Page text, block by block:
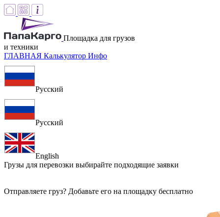
Площадка для грузов
и техники
ГЛАВНАЯ Калькулятор Инфо
Русский
Русский
English
Грузы для перевозки выбирайте подходящие заявки
Отправляете груз? Добавьте его на площадку бесплатно